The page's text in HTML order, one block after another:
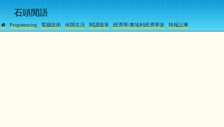
石頭閒語
 Programming 電腦技術 休閒生活 閱讀隨筆 經濟學/奧地利經濟學派 快報記事